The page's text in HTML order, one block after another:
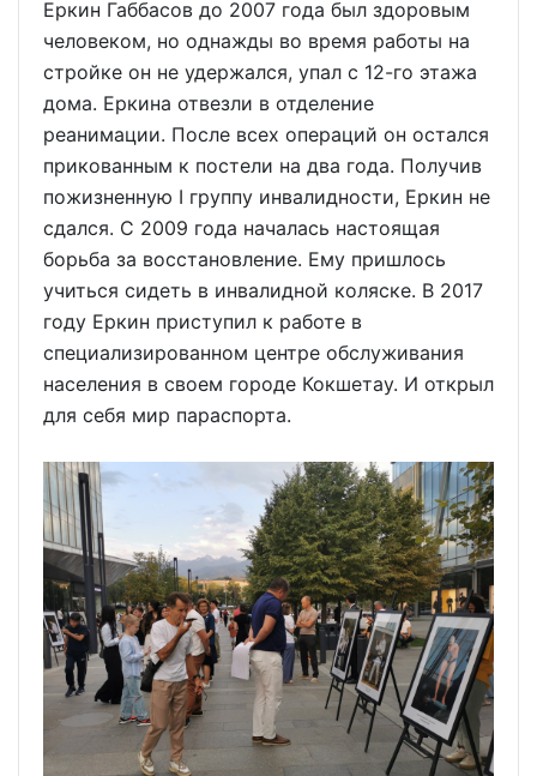
Еркин Габбасов до 2007 года был здоровым
человеком, но однажды во время работы на
стройке он не удержался, упал с 12-го этажа
дома. Еркина отвезли в отделение
реанимации. После всех операций он остался
прикованным к постели на два года. Получив
пожизненную I группу инвалидности, Еркин не
сдался. С 2009 года началась настоящая
борьба за восстановление. Ему пришлось
учиться сидеть в инвалидной коляске. В 2017
году Еркин приступил к работе в
специализированном центре обслуживания
населения в своем городе Кокшетау. И открыл
для себя мир параспорта.